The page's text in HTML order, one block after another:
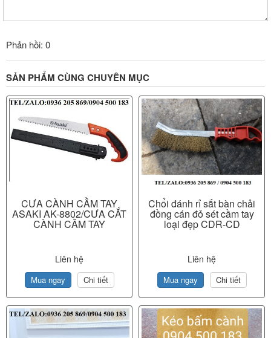
Phản hồi: 0
SẢN PHẨM CÙNG CHUYÊN MỤC
CƯA CÀNH CẦM TAY
ASAKI AK-8802/CƯA CẮT
CÀNH CẦM TAY
Liên hệ
Mua ngay Chi tiết
Chổi đánh rỉ sắt bàn chải
đồng cán đỏ sét cầm tay
loại đẹp CDR-CD
Liên hệ
Mua ngay Chi tiết